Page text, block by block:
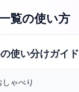
覧の使い方
使い分けガイド
ゃべり